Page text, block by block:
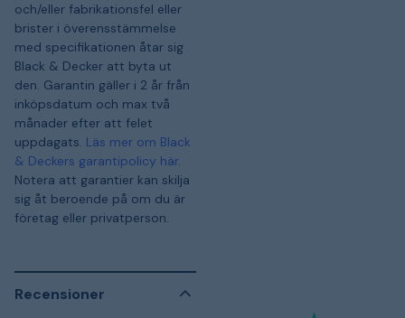
och/eller fabrikationsfel eller
brister i överensstämmelse
med specifikationen åtar sig
Black & Decker att byta ut
den. Garantin gäller i 2 år från
inköpsdatum och max två
månader efter att felet
uppdagats. Läs mer om Black
& Deckers garantipolicy här.
Notera att garantier kan skilja
sig åt beroende på om du är
företag eller privatperson.
Recensioner